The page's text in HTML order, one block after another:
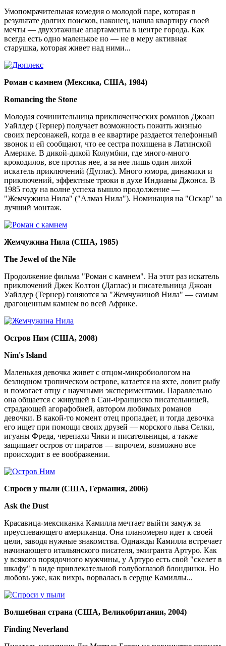
Умопомрачительная комедия о молодой паре, которая в
результате долгих поисков, наконец, нашла квартиру своей
мечты — двухэтажные апартаменты в центре города. Как
всегда есть одно маленькое но — не в меру активная
старушка, которая живет над ними...
Роман с камнем (Мексика, США, 1984)
Romancing the Stone
Молодая сочинительница приключенческих романов Джоан
Уайлдер (Тернер) получает возможность пожить жизнью
своих персонажей, когда в ее квартире раздается телефонный
звонок и ей сообщают, что ее сестра похищена в Латинской
Америке. В дикой-дикой Колумбии, где много-много
крокодилов, все против нее, а за нее лишь один лихой
искатель приключений (Дуглас). Много юмора, динамики и
приключений, эффектные трюки в духе Индианы Джонса. В
1985 году на волне успеха вышло продолжение —
"Жемчужина Нила" ("Алмаз Нила"). Номинация на "Оскар" за
лучший монтаж.
Жемчужина Нила (США, 1985)
The Jewel of the Nile
Продолжение фильма "Роман с камнем". На этот раз искатель
приключений Джек Колтон (Даглас) и писательница Джоан
Уайлдер (Тернер) гоняются за "Жемчужиной Нила" — самым
драгоценным камнем во всей Африке.
Остров Ним (США, 2008)
Nim's Island
Маленькая девочка живет с отцом-микробиологом на
безлюдном тропическом острове, катается на яхте, ловит рыбу
и помогает отцу с научными экспериментами. Параллельно
она общается с живущей в Сан-Франциско писательницей,
страдающей агорафобией, автором любимых романов
девочки. В какой-то момент отец пропадает, и тогда девочка
его ищет при помощи своих друзей — морского льва Селки,
игуаны Фреда, черепахи Чики и писательницы, а также
защищает остров от пиратов — впрочем, возможно все
происходит в ее воображении.
Спроси у пыли (США, Германия, 2006)
Ask the Dust
Красавица-мексиканка Камилла мечтает выйти замуж за
преуспевающего американца. Она планомерно идет к своей
цели, заводя нужные знакомства. Однажды Камилла встречает
начинающего итальянского писателя, эмигранта Артуро. Как
у всякого порядочного мужчины, у Артуро есть свой "скелет в
шкафу" в виде привлекательной голубоглазой блондинки. Но
любовь уже, как вихрь, ворвалась в сердце Камиллы...
Волшебная страна (США, Великобритания, 2004)
Finding Neverland